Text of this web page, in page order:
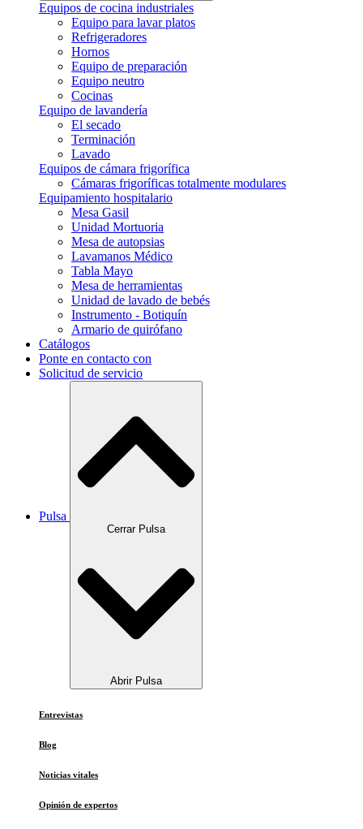
Equipos de cocina industriales
Equipo para lavar platos
Refrigeradores
Hornos
Equipo de preparación
Equipo neutro
Cocinas
Equipo de lavandería
El secado
Terminación
Lavado
Equipos de cámara frigorífica
Cámaras frigoríficas totalmente modulares
Equipamiento hospitalario
Mesa Gasil
Unidad Mortuoria
Mesa de autopsias
Lavamanos Médico
Tabla Mayo
Mesa de herramientas
Unidad de lavado de bebés
Instrumento - Botiquín
Armario de quirófano
Catálogos
Ponte en contacto con
Solicitud de servicio
Pulsa
Cerrar Pulsa
Abrir Pulsa
Entrevistas
Blog
Noticias vitales
Opinión de expertos